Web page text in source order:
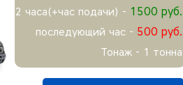
2 часа(+час подачи) - 1500 руб.
последующий час - 500 руб.
Тонаж - 1 тонна